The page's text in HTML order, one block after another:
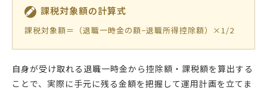
課税対象額の計算式
課税対象額＝（退職一時金の額−退職所得控除額）×1/2
自身が受け取れる退職一時金から控除額・課税額を算出する
ことで、実際に手元に残る金額を把握して運用計画を立てま